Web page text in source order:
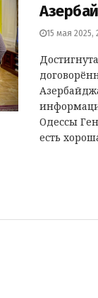
15 мая 2025,
Одессы
есть